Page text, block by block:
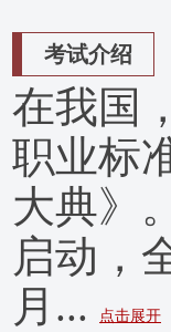
考试介绍
在我国
职业标
大典》
启动，
月...
点击展开